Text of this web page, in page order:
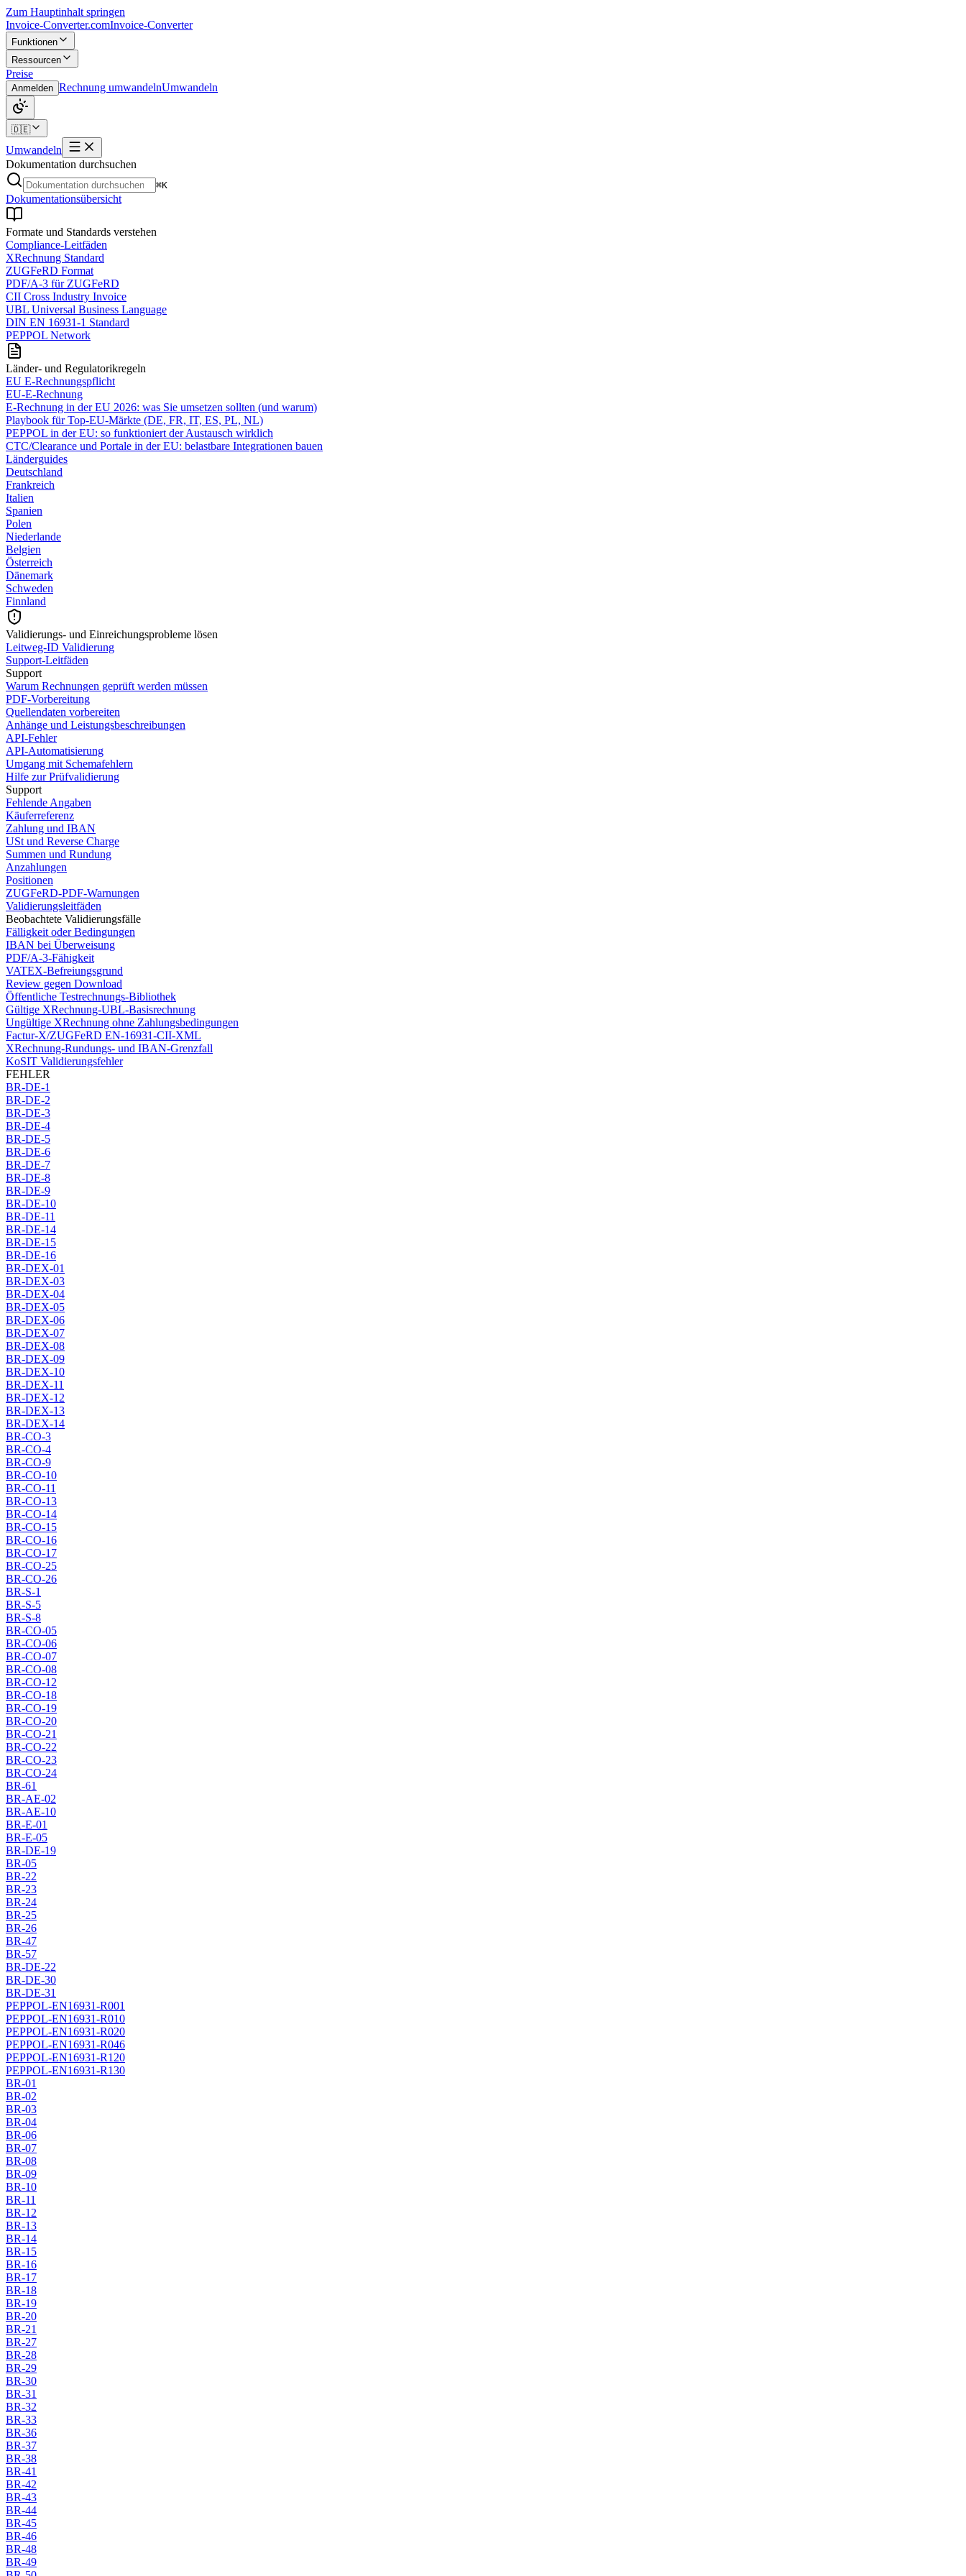
Zum Hauptinhalt springen
Invoice-Converter.comInvoice-Converter
Funktionen
Ressourcen
Preise
Anmelden Rechnung umwandelnUmwandeln
🇩🇪
Umwandeln
Dokumentation durchsuchen
⌘K
Dokumentationsübersicht
Formate und Standards verstehen
Compliance-Leitfäden
XRechnung Standard
ZUGFeRD Format
PDF/A-3 für ZUGFeRD
CII Cross Industry Invoice
UBL Universal Business Language
DIN EN 16931-1 Standard
PEPPOL Network
Länder- und Regulatorikregeln
EU E-Rechnungspflicht
EU-E-Rechnung
E‑Rechnung in der EU 2026: was Sie umsetzen sollten (und warum)
Playbook für Top‑EU‑Märkte (DE, FR, IT, ES, PL, NL)
PEPPOL in der EU: so funktioniert der Austausch wirklich
CTC/Clearance und Portale in der EU: belastbare Integrationen bauen
Länderguides
Deutschland
Frankreich
Italien
Spanien
Polen
Niederlande
Belgien
Österreich
Dänemark
Schweden
Finnland
Validierungs- und Einreichungsprobleme lösen
Leitweg-ID Validierung
Support-Leitfäden
Support
Warum Rechnungen geprüft werden müssen
PDF-Vorbereitung
Quellendaten vorbereiten
Anhänge und Leistungsbeschreibungen
API-Fehler
API-Automatisierung
Umgang mit Schemafehlern
Hilfe zur Prüfvalidierung
Support
Fehlende Angaben
Käuferreferenz
Zahlung und IBAN
USt und Reverse Charge
Summen und Rundung
Anzahlungen
Positionen
ZUGFeRD-PDF-Warnungen
Validierungsleitfäden
Beobachtete Validierungsfälle
Fälligkeit oder Bedingungen
IBAN bei Überweisung
PDF/A-3-Fähigkeit
VATEX-Befreiungsgrund
Review gegen Download
Öffentliche Testrechnungs-Bibliothek
Gültige XRechnung-UBL-Basisrechnung
Ungültige XRechnung ohne Zahlungsbedingungen
Factur-X/ZUGFeRD EN-16931-CII-XML
XRechnung-Rundungs- und IBAN-Grenzfall
KoSIT Validierungsfehler
FEHLER
BR-DE-1
BR-DE-2
BR-DE-3
BR-DE-4
BR-DE-5
BR-DE-6
BR-DE-7
BR-DE-8
BR-DE-9
BR-DE-10
BR-DE-11
BR-DE-14
BR-DE-15
BR-DE-16
BR-DEX-01
BR-DEX-03
BR-DEX-04
BR-DEX-05
BR-DEX-06
BR-DEX-07
BR-DEX-08
BR-DEX-09
BR-DEX-10
BR-DEX-11
BR-DEX-12
BR-DEX-13
BR-DEX-14
BR-CO-3
BR-CO-4
BR-CO-9
BR-CO-10
BR-CO-11
BR-CO-13
BR-CO-14
BR-CO-15
BR-CO-16
BR-CO-17
BR-CO-25
BR-CO-26
BR-S-1
BR-S-5
BR-S-8
BR-CO-05
BR-CO-06
BR-CO-07
BR-CO-08
BR-CO-12
BR-CO-18
BR-CO-19
BR-CO-20
BR-CO-21
BR-CO-22
BR-CO-23
BR-CO-24
BR-61
BR-AE-02
BR-AE-10
BR-E-01
BR-E-05
BR-DE-19
BR-05
BR-22
BR-23
BR-24
BR-25
BR-26
BR-47
BR-57
BR-DE-22
BR-DE-30
BR-DE-31
PEPPOL-EN16931-R001
PEPPOL-EN16931-R010
PEPPOL-EN16931-R020
PEPPOL-EN16931-R046
PEPPOL-EN16931-R120
PEPPOL-EN16931-R130
BR-01
BR-02
BR-03
BR-04
BR-06
BR-07
BR-08
BR-09
BR-10
BR-11
BR-12
BR-13
BR-14
BR-15
BR-16
BR-17
BR-18
BR-19
BR-20
BR-21
BR-27
BR-28
BR-29
BR-30
BR-31
BR-32
BR-33
BR-36
BR-37
BR-38
BR-41
BR-42
BR-43
BR-44
BR-45
BR-46
BR-48
BR-49